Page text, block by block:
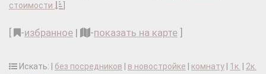
стоимости
-избранное | -показать на карте
Искать: | без посредников в новостройке комнату 1к.
2к.